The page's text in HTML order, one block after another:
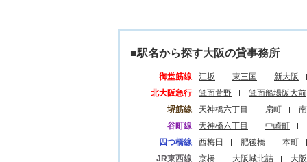
■駅名から探す大阪の貸事務所
御堂筋線 江坂 東三国
新大阪
北大阪急行
箕面萱野
箕面船場阪大前
堺筋線
天神橋六丁目 扇町
谷町線
天神橋六丁目
中崎町
四つ橋線
西梅田 肥後橋
本町
JR東西線
京橋 大阪城北詰 大